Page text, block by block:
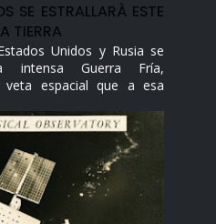
SE ESTRALLARÀ ESTE
TIERRA
Unidos y Rusia se
intensa Guerra Fría,
veta espacial que a esa